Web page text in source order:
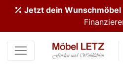
Jetzt dein Wunschmöbel
Kundenmeinungen
Anmelden